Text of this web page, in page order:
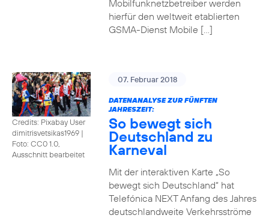
Mobilfunknetzbetreiber werden
hierfür den weltweit etablierten
GSMA-Dienst Mobile […]
Credits: Pixabay User
dimitrisvetsikas1969 |
Foto: CC0 1.0,
Ausschnitt bearbeitet
07. Februar 2018
DATENANALYSE ZUR FÜNFTEN
JAHRESZEIT:
So bewegt sich
Deutschland zu
Karneval
Mit der interaktiven Karte „So
bewegt sich Deutschland“ hat
Telefónica NEXT Anfang des Jahres
deutschlandweite Verkehrsströme